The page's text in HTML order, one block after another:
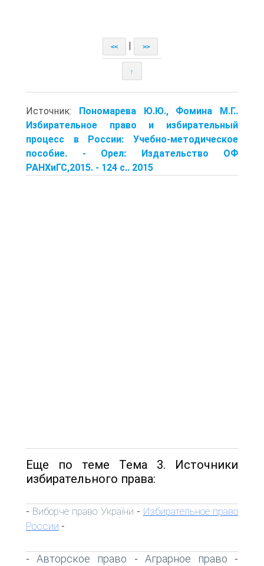
<< >>
↑
Источник: Пономарева Ю.Ю., Фомина М.Г..
Избирательное право и избирательный
процесс в России: Учебно-методическое
пособие. - Орел: Издательство ОФ
РАНХиГС,2015. - 124 с.. 2015
Еще по теме Тема 3. Источники
избирательного права:
- Виборче право України - Избирательное право
России -
-Авторское право - Аграрное право -